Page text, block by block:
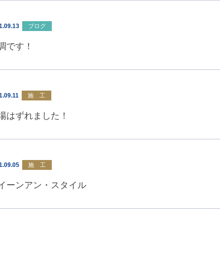
ブログ
です！
施 工
はずれました！
施 工
ーンアン・スタイル